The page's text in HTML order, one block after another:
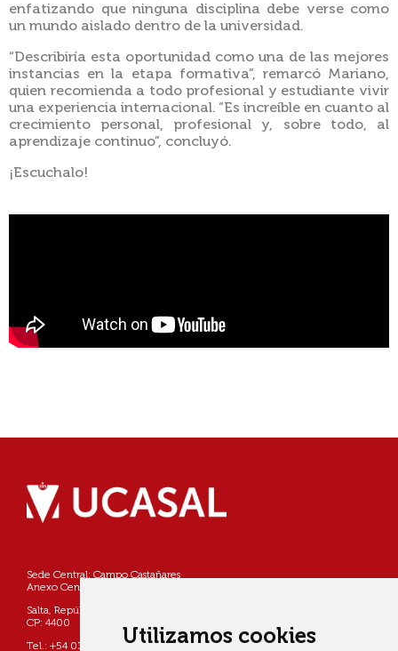
Utilizamos cookies
enfatizando que ninguna disciplina debe verse como
un mundo aislado dentro de la universidad.
“Describiría esta oportunidad como una de las mejores
instancias en la etapa formativa”, remarcó Mariano,
quien recomienda a todo profesional y estudiante vivir
una experiencia internacional. “Es increíble en cuanto al
crecimiento personal, profesional y, sobre todo, al
aprendizaje continuo”, concluyó.
¡Escuchalo!
Sede Central: Campo Castañares
Anexo Centro: Pellegrini 790
Salta, República Argentina
CP: 4400
Tel.: +54 0387 4268800